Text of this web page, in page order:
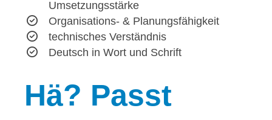
Umsetzungsstärke
Organisations- & Planungsfähigkeit
technisches Verständnis
Deutsch in Wort und Schrift
Hä? Passt